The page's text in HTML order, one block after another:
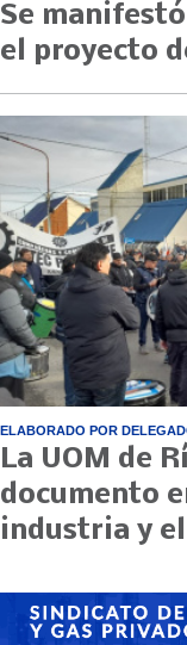
Se
el proyecto
ELABORADO POR
La UOM de
documento
industria y